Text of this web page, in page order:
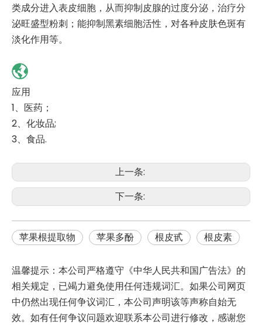
类成分进入表皮细胞，从而抑制皮腺的过度分泌，治疗分
泌旺盛型粉刺；能抑制黑素细胞活性，对各种皮肤色斑有
淡化作用等。
应用
1、医药；
2、化妆品;
3、食品.
上一条:
下一条:
苹果根提取物 苹果多酚 根皮甙 根皮素
温馨提示：本公司严格遵守《中华人民共和国广告法》的
相关规定，已竭力避免使用任何违规词汇。如果公司网页
中仍然出现任何争议词汇，本公司声明该等声称自始无
效。如有任何争议问题欢迎联系本公司进行修改，感谢您